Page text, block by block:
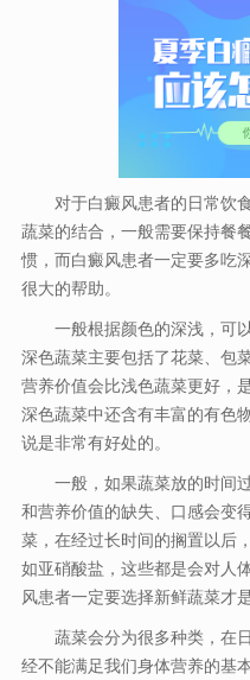
对于白癜风患者的日常饮食
蔬菜的结合，一般需要保持餐
惯，而白癜风患者一定要多吃
很大的帮助。
一般根据颜色的深浅，可以
深色蔬菜主要包括了花菜、包
营养价值会比浅色蔬菜更好，
深色蔬菜中还含有丰富的有色
说是非常有好处的。
一般，如果蔬菜放的时间过
和营养价值的缺失、口感会变
菜，在经过长时间的搁置以后
如亚硝酸盐，这些都是会对人
风患者一定要选择新鲜蔬菜才
蔬菜会分为很多种类，在日
经不能满足我们身体营养的基